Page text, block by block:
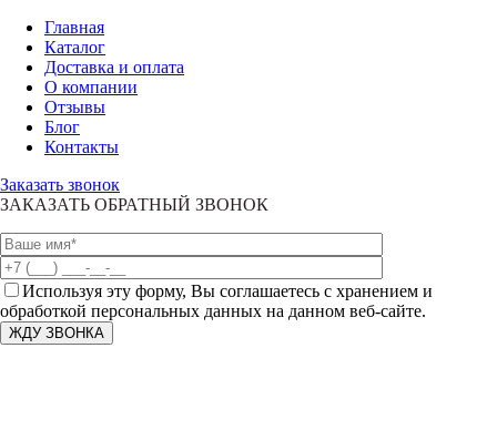
Главная
Каталог
Доставка и оплата
О компании
Отзывы
Блог
Контакты
Заказать звонок
ЗАКАЗАТЬ ОБРАТНЫЙ ЗВОНОК
Используя эту форму, Вы соглашаетесь с хранением и
обработкой персональных данных на данном веб-сайте.